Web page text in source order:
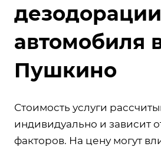
дезодорации
автомобиля
Пушкино
Стоимость услуги
индивидуально и зависит
факторов. На цену могут